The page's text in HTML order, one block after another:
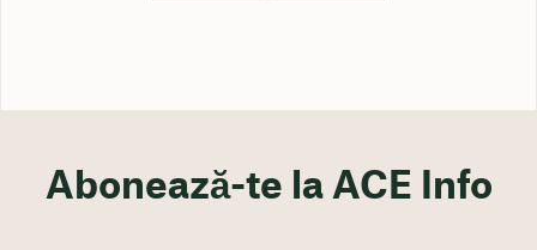
Abonează-te la ACE Info